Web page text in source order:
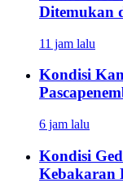
Ditemukan
11 jam lalu
Kondisi
6 jam lalu
Kondisi
Kebakaran